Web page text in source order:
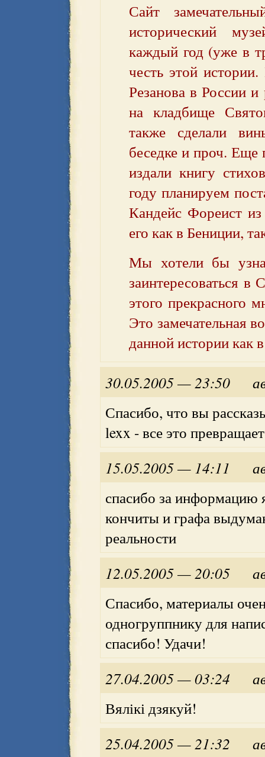
Сайт
исторический
каждый год (уже в
честь этой
Резанова в России
на кладбище
также сделали
беседке и проч. Еще
издали книгу
году планируем
Кандейс Фореист
его как в Бениции,
Мы хотели бы
заинтересоваться
этого прекрасного
Это замечательная
данной истории как
30.05.2005 — 23:50
Спасибо, что вы
lexx - все это
15.05.2005 — 14:11
спасибо за информацию
кончиты и графа
реальности
12.05.2005 — 20:05
Спасибо, материалы
одногруппнику для
спасибо! Удачи!
27.04.2005 — 03:24
Вялікі дзякуй!
25.04.2005 — 21:32